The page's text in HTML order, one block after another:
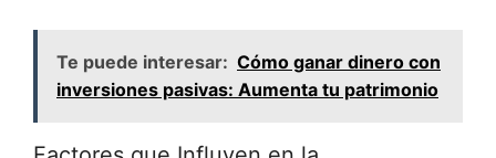
Te puede interesar: Cómo ganar dinero con
inversiones pasivas: Aumenta tu patrimonio